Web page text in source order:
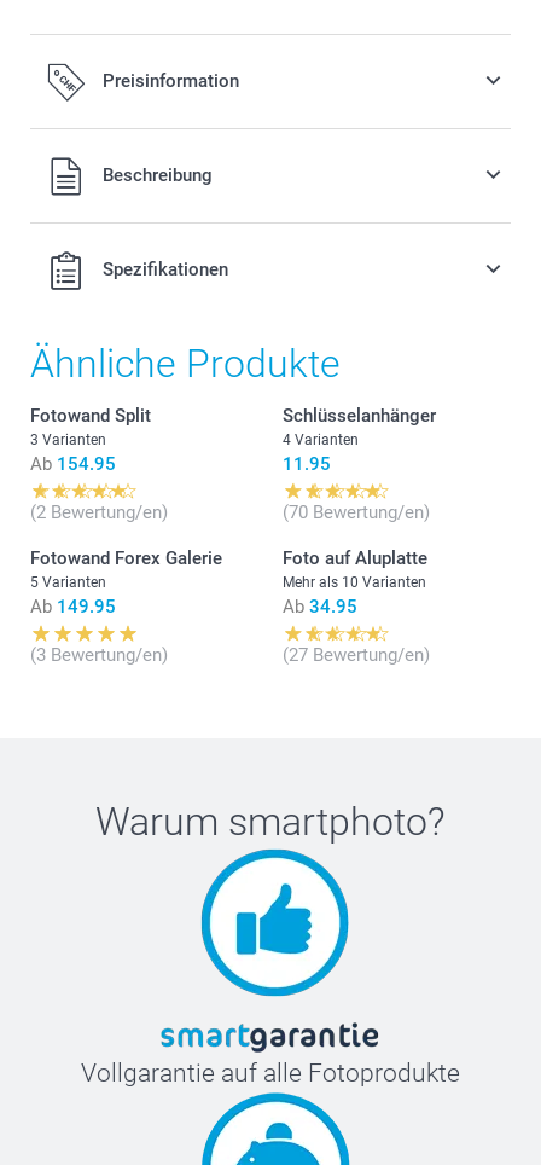
Preisinformation
Alle Preise verstehen sich in Schweizer Franken (CHF) inkl.
MwSt. und zzgl. Versandkosten.
Beschreibung
Spezifikationen
Welche Grössen haben die Forex-Platten in meiner
Komposition?
Ähnliche Produkte
Fotowand Split
3 Varianten
Ab 154.95
(2 Bewertung/en)
Schlüsselanhänger
4 Varianten
11.95
(70 Bewertung/en)
Fotowand Forex Galerie
5 Varianten
Ab 149.95
(3 Bewertung/en)
Foto auf Aluplatte
Mehr als 10 Varianten
Ab 34.95
(27 Bewertung/en)
Warum smartphoto?
Vollgarantie auf alle Fotoprodukte